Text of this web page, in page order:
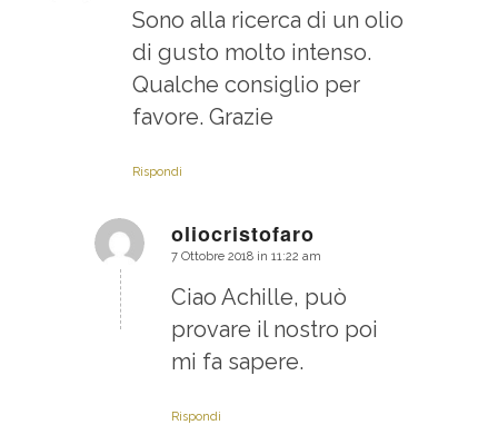
Sono alla ricerca di un olio
di gusto molto intenso.
Qualche consiglio per
favore. Grazie
Rispondi
oliocristofaro
dice:
7 Ottobre 2018 in 11:22 am
Ciao Achille, può
provare il nostro poi
mi fa sapere.
Rispondi